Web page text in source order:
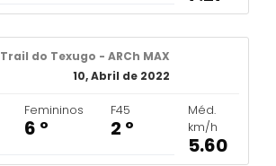
Trail do Texugo - ARCh MAX
10, Abril de 2022
Femininos
6 º
F45
2 º
Méd.
km/h
5.60